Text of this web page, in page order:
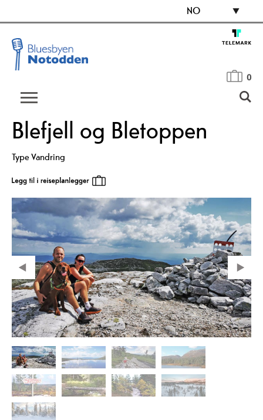
NO
0
Blefjell og Bletoppen
TypeVandring